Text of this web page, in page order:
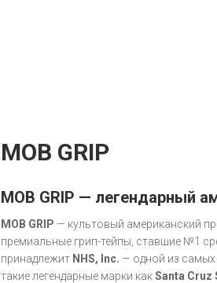
MOB GRIP
MOB GRIP — легендарный
MOB GRIP — культовый американский
премиальные грип-тейпы, ставшие №1
принадлежит NHS, Inc. — одной из самых
такие легендарные марки какSanta Cruz